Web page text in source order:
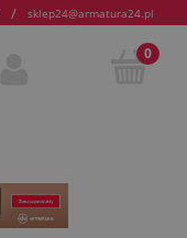
/ sklep24@armatura24.pl